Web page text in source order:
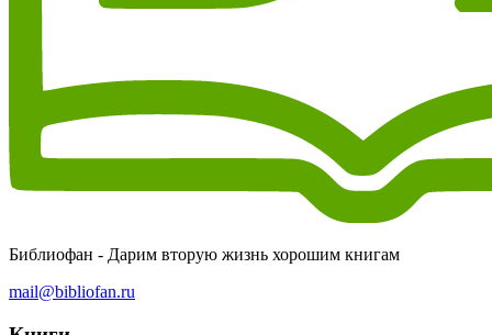
Библиофан - Дарим вторую жизнь хорошим книгам
mail@bibliofan.ru